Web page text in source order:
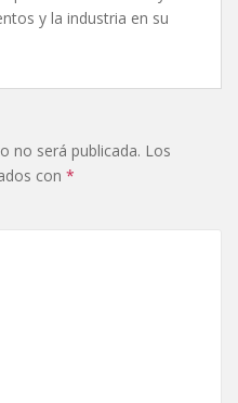
y la industria en su
no será publicada. Los
con *